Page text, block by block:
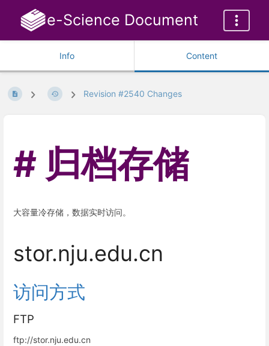
e-Science Document
Info Content
Revision #2540 Changes
归档存储
大容量冷存储，数据实时访问。
stor.nju.edu.cn
访问方式
FTP
ftp://stor.nju.edu.cn